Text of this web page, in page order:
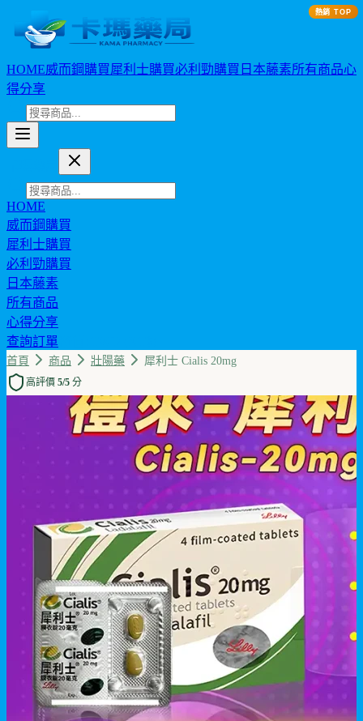
HOME威而鋼購買犀利士購買必利勁購買 日本藤素所有商品心
得分享
HOME
威而鋼購買
犀利士購買
必利勁購買
日本藤素
所有商品
心得分享
查詢訂單
首頁 商品 壯陽藥 犀利士 Cialis 20mg
高評價 5/5 分
熱銷 TOP